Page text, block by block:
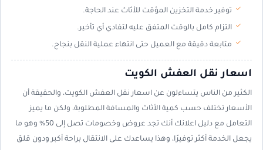
توفير خدمة التخزين المؤقت للأثاث عند الحاجة.
التزام كامل بالوقت المتفق عليه لتفادي أي تأخير.
متابعة دقيقة مع العميل حتى انتهاء عملية النقل بنجاح.
اسعار نقل العفش الكويت
الكثير من الناس يتساءلون عن اسعار نقل العفش الكويت، والحقيقة أن
الأسعار تختلف حسب كمية الأثاث والمسافة المطلوبة، ولكن ما يميز
التعامل مع دليل اعلانك أنك تجد عروض وخصومات تصل إلى 50% وهو ما
يجعل الخدمة أكثر توفيرًا، وهذا يساعدك على الانتقال براحة أكبر ودون قلق